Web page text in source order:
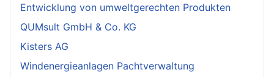
Entwicklung von umweltgerechten Produkten
QUMsult GmbH & Co. KG
Kisters AG
Windenergieanlagen Pachtverwaltung